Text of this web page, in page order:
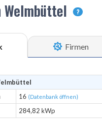
?
Firmen
16 (Datenbank öffnen)
284,82 kWp